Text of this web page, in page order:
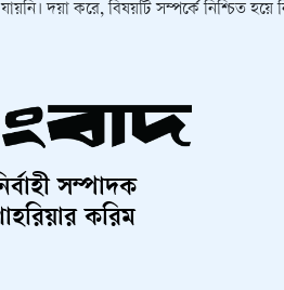
দয়া করে, বিষয়টি সম্পর্কে নিশ্চিত হয়ে
সম্পাদক
করিম